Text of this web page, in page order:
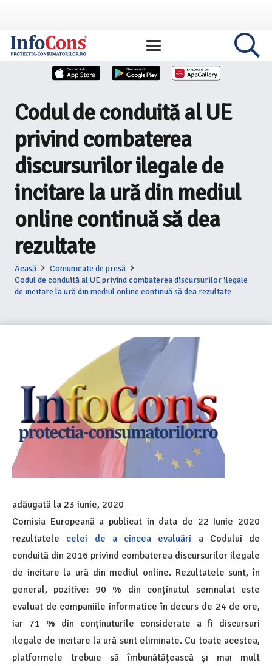
Codul de conduită al UE
privind combaterea
discursurilor ilegale de
incitare la ură din mediul
online continuă să dea
rezultate
Acasă
Comunicate de presă
Codul de conduită al UE privind combaterea discursurilor ilegale
de incitare la ură din mediul online continuă să dea rezultate
adăugată la 23 iunie, 2020
Comisia Europeană a publicat in data de 22 Iunie 2020
rezultatele celei de a cincea evaluări a Codului de
conduită din 2016 privind combaterea discursurilor ilegale
de incitare la ură din mediul online. Rezultatele sunt, în
general, pozitive: 90 % din conținutul semnalat este
evaluat de companiile informatice în decurs de 24 de ore,
iar 71 % din conținuturile considerate a fi discursuri
ilegale de incitare la ură sunt eliminate. Cu toate acestea,
platformele trebuie să îmbunătățească și mai mult